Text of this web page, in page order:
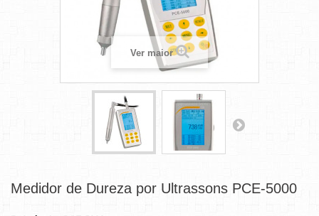
Ver maior
Medidor de Dureza por Ultrassons PCE-5000